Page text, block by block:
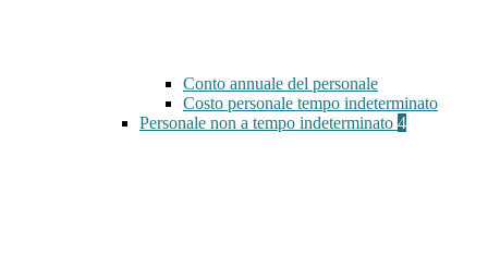
Conto annuale del personale
Costo personale tempo indeterminato
Personale non a tempo indeterminato 4